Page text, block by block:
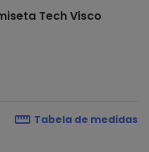
Tech Visco
Tabela de medidas